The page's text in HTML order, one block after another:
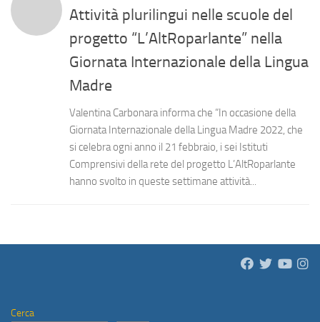
Attività plurilingui nelle scuole del
progetto “L’AltRoparlante” nella
Giornata Internazionale della Lingua
Madre
Valentina Carbonara informa che “In occasione della
Giornata Internazionale della Lingua Madre 2022, che
si celebra ogni anno il 21 febbraio, i sei Istituti
Comprensivi della rete del progetto L’AltRoparlante
hanno svolto in queste settimane attività...
Cerca